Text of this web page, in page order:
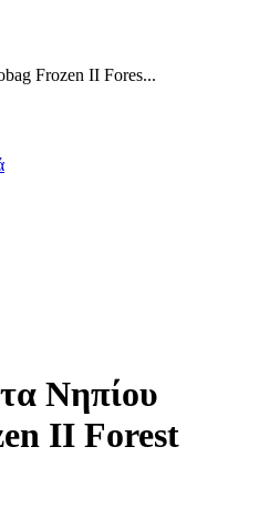
Frozen II Fores...
Νηπίου
II Forest